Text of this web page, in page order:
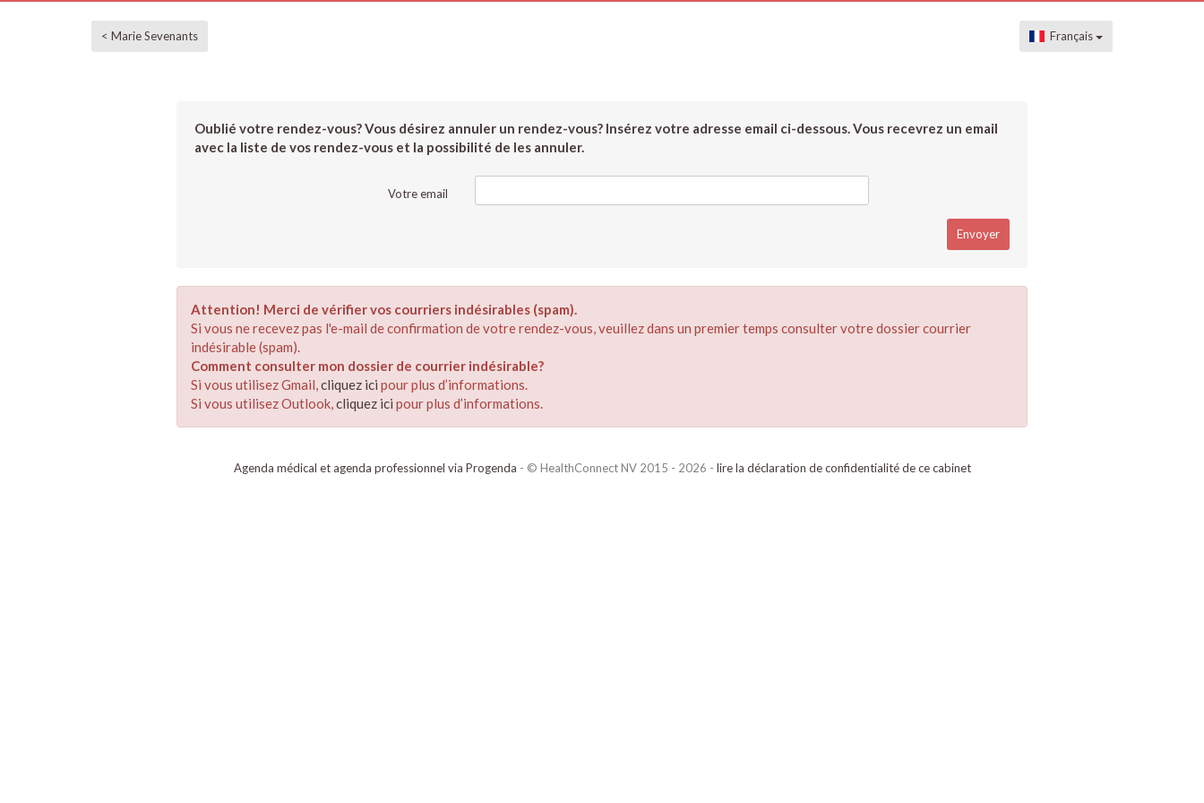
< Marie Sevenants Français
Oublié votre rendez-vous? Vous désirez annuler un rendez-vous? Insérez votre adresse email ci-dessous. Vous recevrez un email
avec la liste de vos rendez-vous et la possibilité de les annuler.
Votre email
Attention! Merci de vérifier vos courriers indésirables (spam).
Si vous ne recevez pas l'e-mail de confirmation de votre rendez-vous, veuillez dans un premier temps consulter votre dossier courrier
indésirable (spam).
Comment consulter mon dossier de courrier indésirable?
Si vous utilisez Gmail,cliquez ici pour plus d’informations.
Si vous utilisez Outlook,cliquez ici pour plus d’informations.
Agenda médical et agenda professionnel via Progenda - © HealthConnect NV 2015 - 2026 - lire la déclaration de confidentialité de ce cabinet